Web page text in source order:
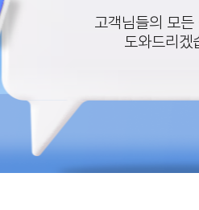
고객님들의 모
도와드리겠